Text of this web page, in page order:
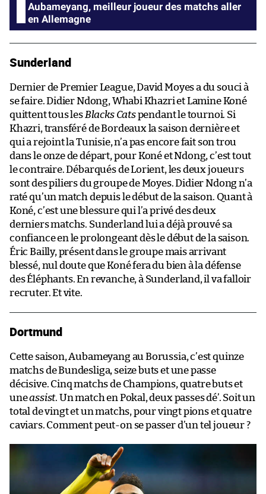
Aubameyang, meilleur joueur des matchs aller
en Allemagne
Sunderland
Dernier de Premier League, David Moyes a du souci à
se faire. Didier Ndong, Whabi Khazri et Lamine Koné
quittent tous les Blacks Catspendant le tournoi. Si
Khazri, transféré de Bordeaux la saison dernière et
qui a rejoint la Tunisie, n’a pas encore fait son trou
dans le onze de départ, pour Koné et Ndong, c’est tout
le contraire. Débarqués de Lorient, les deux joueurs
sont des piliers du groupe de Moyes. Didier Ndong n’a
raté qu’un match depuis le début de la saison. Quant à
Koné, c’est une blessure qui l’a privé des deux
derniers matchs. Sunderland lui a déjà prouvé sa
confiance en le prolongeant dès le début de la saison.
Éric Bailly, présent dans le groupe mais arrivant
blessé, nul doute que Koné fera du bien à la défense
des Éléphants. En revanche, à Sunderland, il va falloir
recruter. Et vite.
Dortmund
Cette saison, Aubameyang au Borussia, c’est quinze
matchs de Bundesliga, seize buts et une passe
décisive. Cinq matchs de Champions, quatre buts et
uneassist. Un match en Pokal, deux passes dé’. Soit un
total de vingt et un matchs, pour vingt pions et quatre
caviars. Comment peut-on se passer d’un tel joueur ?